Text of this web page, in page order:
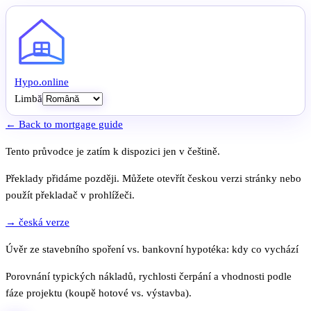
Hypo.online
Limbă
← Back to mortgage guide
Tento průvodce je zatím k dispozici jen v češtině.
Překlady přidáme později. Můžete otevřít českou verzi stránky nebo
použít překladač v prohlížeči.
→ česká verze
Úvěr ze stavebního spoření vs. bankovní hypotéka: kdy co vychází
Porovnání typických nákladů, rychlosti čerpání a vhodnosti podle
fáze projektu (koupě hotové vs. výstavba).